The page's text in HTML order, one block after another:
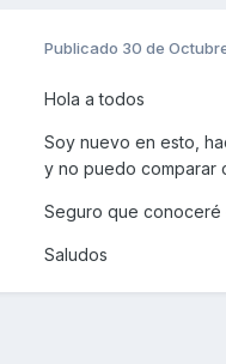
Publicado 30 de
Hola a todos
Soy nuevo en esto,
y no puedo comparar
Seguro que conoceré
Saludos